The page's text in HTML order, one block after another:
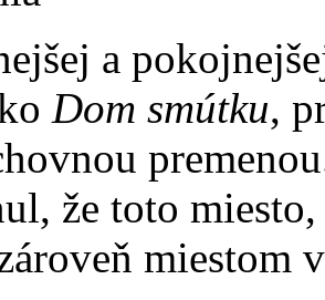
a
Dom smútku,
že toto
miestom